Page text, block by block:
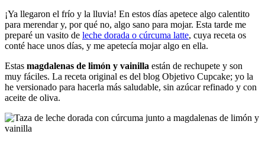
¡Ya llegaron el frío y la lluvia! En estos días apetece algo calentito
para merendar y, por qué no, algo sano para mojar. Esta tarde me
preparé un vasito de leche dorada o cúrcuma latte, cuya receta os
conté hace unos días, y me apetecía mojar algo en ella.
Estas magdalenas de limón y vainilla están de rechupete y son
muy fáciles. La receta original es del blog Objetivo Cupcake; yo la
he versionado para hacerla más saludable, sin azúcar refinado y con
aceite de oliva.